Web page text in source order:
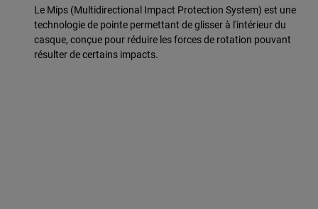
Le Mips (Multidirectional Impact Protection System) est une
technologie de pointe permettant de glisser à l'intérieur du
casque, conçue pour réduire les forces de rotation pouvant
résulter de certains impacts.